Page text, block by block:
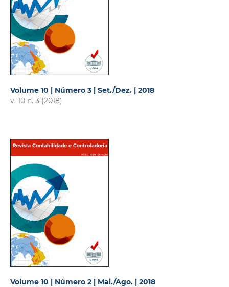
Volume 10 | Número 3 | Set./Dez. | 2018
v. 10 n. 3 (2018)
Volume 10 | Número 2 | Mai./Ago. | 2018